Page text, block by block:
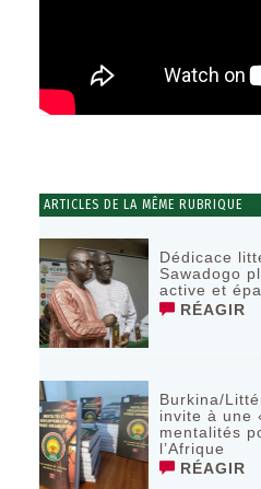
ARTICLES DE LA MÊME RUBRIQUE
Dédicace
Sawadogo
active et
RÉAGIR
Burkina/
invite à une
mentalités
l’Afrique
RÉAGIR